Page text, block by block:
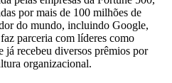
por mais de 100 milhões de
do mundo, incluindo Google,
parceria com líderes como
recebeu diversos prêmios por
organizacional.